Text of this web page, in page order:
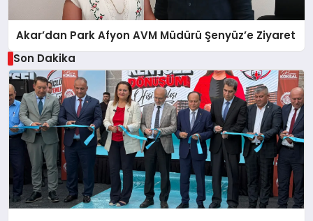
Akar’dan Park Afyon AVM Müdürü Şenyüz’e Ziyaret
Son Dakika